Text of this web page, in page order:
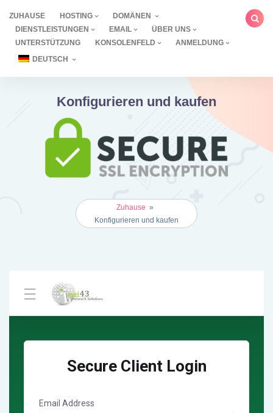
Inhalt
springen
ZUHAUSE HOSTING
DOMÄNEN
DIENSTLEISTUNGEN
EMAIL
ÜBER UNS
UNTERSTÜTZUNG
KONSOLENFELD
ANMELDUNG
DEUTSCH
Konfigurieren und kaufen
Zuhause »
Konfigurieren und kaufen